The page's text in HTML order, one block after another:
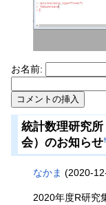
お名前:
統計数理研究
会）のお知らせ†
なかま (2020-
2020年度R研究